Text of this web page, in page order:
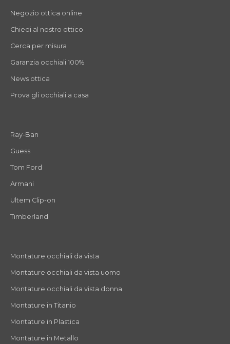
Negozio ottica online
Chiedi al nostro ottico
Cerca per misura
Garanzia occhiali 100%
News ottica
Prova gli occhiali a casa
Ray-Ban
Guess
Tom Ford
Armani
Ultem Clip-on
Timberland
Montature occhiali da vista
Montature occhiali da vista uomo
Montature occhiali da vista donna
Montature in Titanio
Montature in Plastica
Montature in Metallo